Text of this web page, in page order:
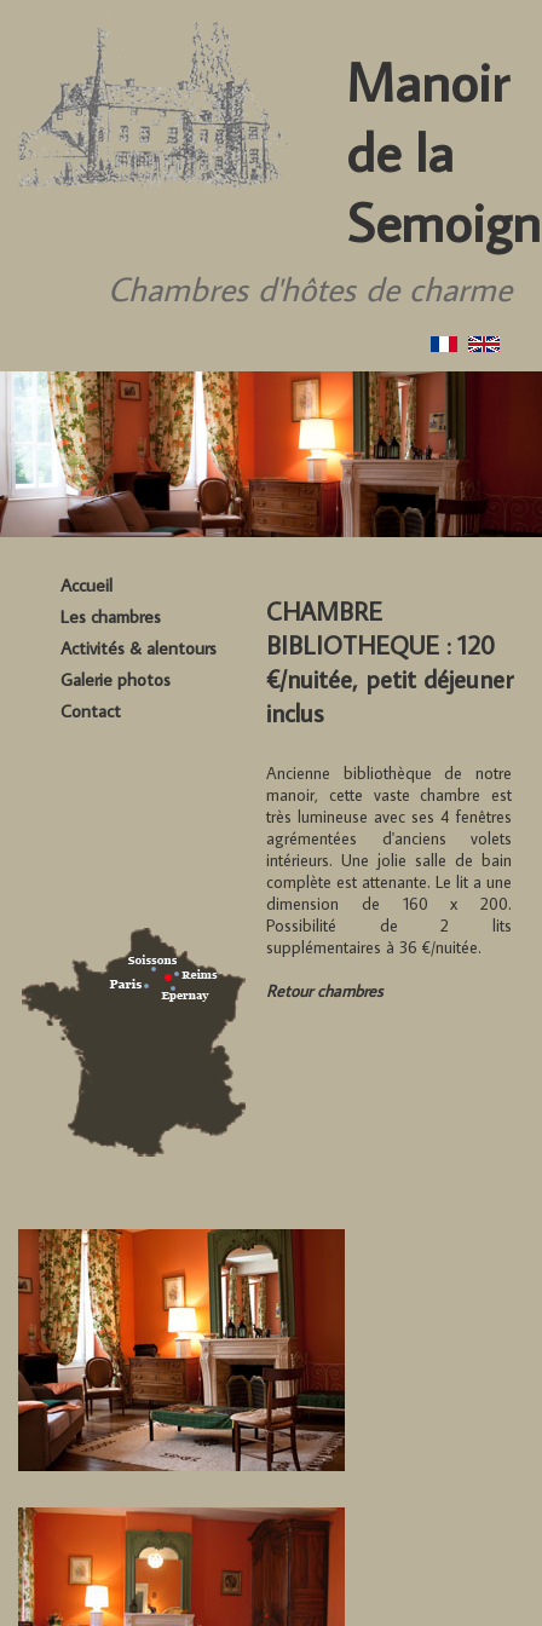
Manoir
de la
Chambres d'hôtes de charme
Accueil
Les chambres
Activités & alentours
Galerie photos
Contact
CHAMBRE
BIBLIOTHEQUE : 120
€/nuitée, petit déjeuner
inclus
Ancienne bibliothèque de notre
manoir, cette vaste chambre est
très lumineuse avec ses 4 fenêtres
agrémentées d'anciens volets
intérieurs. Une jolie salle de bain
complète est attenante. Le lit a une
dimension de 160 x 200.
Possibilité de 2 lits
supplémentaires à 36 €/nuitée.
Retour chambres